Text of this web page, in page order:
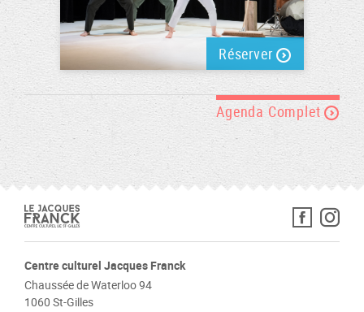
Réserver
Agenda Complet
Centre culturel Jacques Franck
Chaussée de Waterloo 94
1060 St-Gilles